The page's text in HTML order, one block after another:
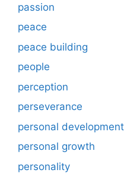
passion
peace
peace building
people
perception
perseverance
personal development
personal growth
personality